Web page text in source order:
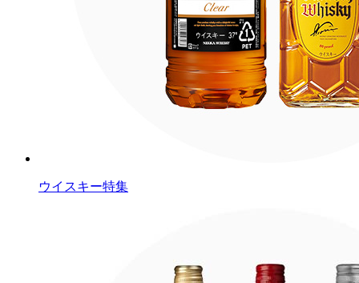
ウイスキー特集